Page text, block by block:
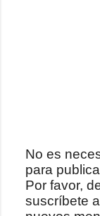
P
u
b
No es
para
Por favor,
suscríbete